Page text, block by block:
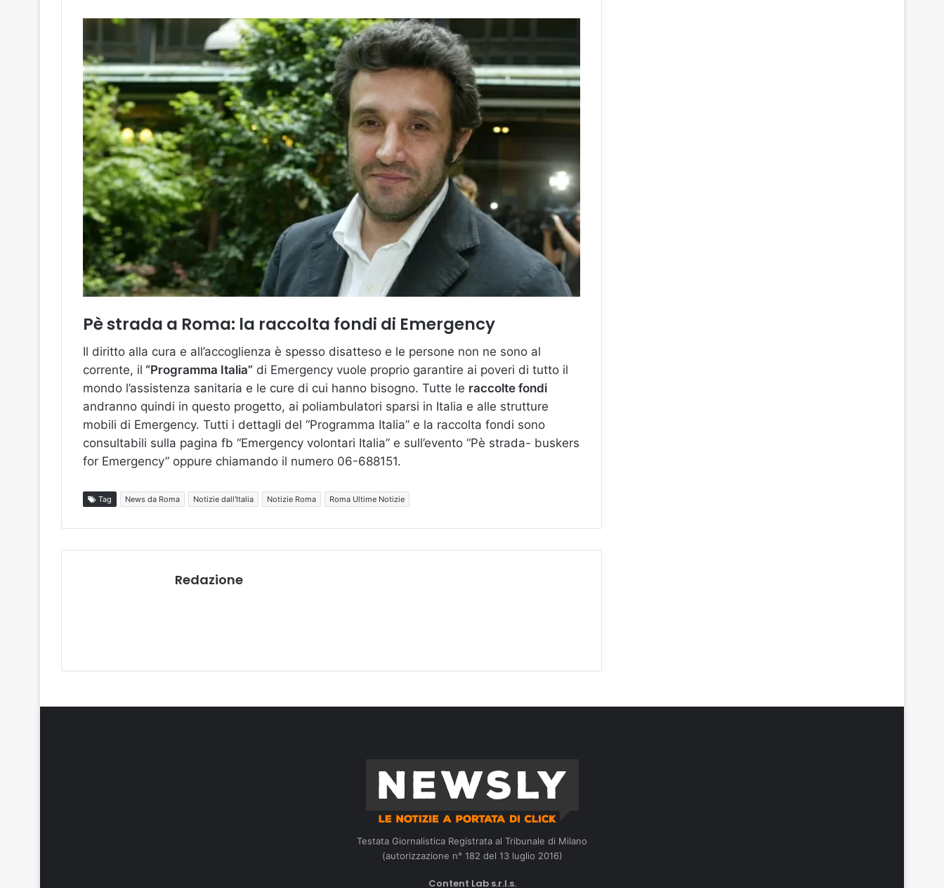
Pè strada a Roma: la raccolta fondi di Emergency
Il diritto alla cura e all’accoglienza è spesso disatteso e le persone non ne sono al
corrente, il “Programma Italia” di Emergency vuole proprio garantire ai poveri di tutto il
mondo l’assistenza sanitaria e le cure di cui hanno bisogno. Tutte le raccolte fondi
andranno quindi in questo progetto, ai poliambulatori sparsi in Italia e alle strutture
mobili di Emergency. Tutti i dettagli del “Programma Italia” e la raccolta fondi sono
consultabili sulla pagina fb “Emergency volontari Italia” e sull’evento “Pè strada- buskers
for Emergency” oppure chiamando il numero 06-688151.
Tag News da Roma Notizie dall'Italia Notizie Roma Roma Ultime Notizie
Redazione
Testata Giornalistica Registrata al Tribunale di Milano
(autorizzazione n° 182 del 13 luglio 2016)
Content Lab s.r.l.s.